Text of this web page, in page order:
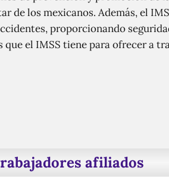
de los mexicanos. Además, el
proporcionando
el IMSS tiene para ofrecer a
afiliados